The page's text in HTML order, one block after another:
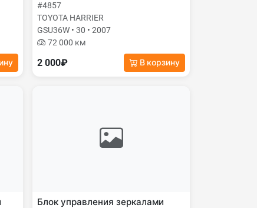
#4857
TOYOTA HARRIER
GSU36W • 30 • 2007
72 000 км
2 000₽ В корзину
Блок управления зеркалами